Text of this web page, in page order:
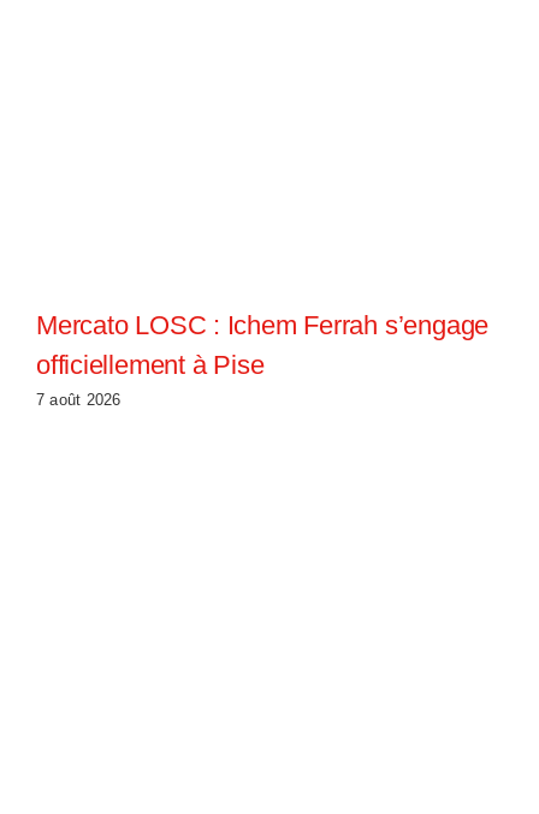
Mercato LOSC : Ichem Ferrah s’engage
officiellement à Pise
7 août 2026